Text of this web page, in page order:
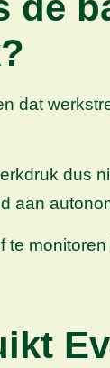
dat
dus
aan
te